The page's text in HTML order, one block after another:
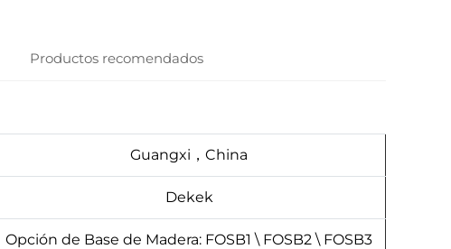
Productos recomendados
Guangxi，China
Dekek
Opción de Base de Madera: FOSB1 \ FOSB2 \ FOSB3